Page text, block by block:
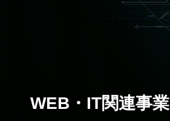
WEB・IT関連事業